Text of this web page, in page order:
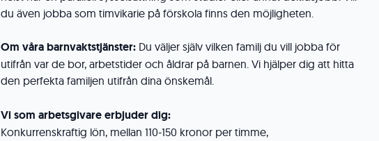
du även jobba som timvikarie på förskola finns den möjligheten.
Om våra barnvaktstjänster: Du väljer själv vilken familj du vill jobba för
utifrån var de bor, arbetstider och åldrar på barnen. Vi hjälper dig att hitta
den perfekta familjen utifrån dina önskemål.
Vi som arbetsgivare erbjuder dig:
Konkurrenskraftig lön, mellan 110-150 kronor per timme,